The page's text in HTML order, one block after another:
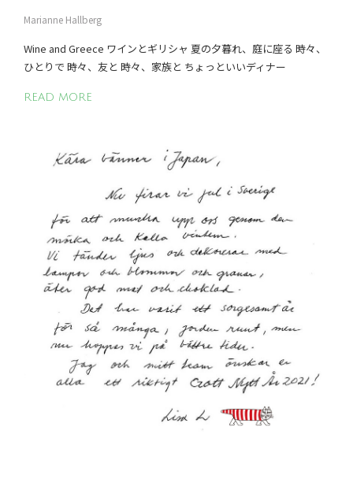
Marianne Hallberg
Wine and Greece ワインとギリシャ 夏の夕暮れ、庭に座る 時々、
ひとりで 時々、友と 時々、家族と ちょっといいディナー
READ MORE